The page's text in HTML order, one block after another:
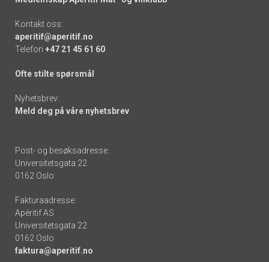
Kontakt oss:
aperitif@aperitif.no
Telefon +47 21 45 61 60
Ofte stilte spørsmål
Nyhetsbrev:
Meld deg på våre nyhetsbrev
Post- og besøksadresse:
Universitetsgata 22
0162 Oslo
Fakturaadresse:
Apéritif AS
Universitetsgata 22
0162 Oslo
faktura@aperitif.no